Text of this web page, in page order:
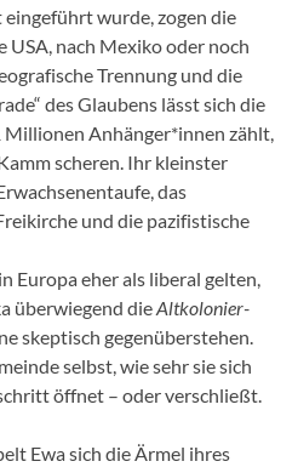
wurde, zogen die
nach Mexiko oder noch
Trennung und die
des Glaubens lässt sich die
Anhänger*innen zählt,
scheren. Ihr kleinster
das
und die pazifistische
Europa eher als liberal gelten,
überwiegend dieAltkolonier-
skeptisch gegenüberstehen.
selbst, wie sehr sie sich
öffnet – oder verschließt.
Ewa sich die Ärmel ihres